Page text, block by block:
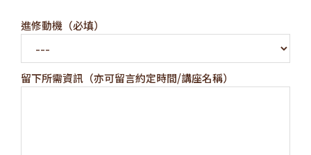
進修動機（必填）
留下所需資訊（亦可留言約定時間/講座名稱）